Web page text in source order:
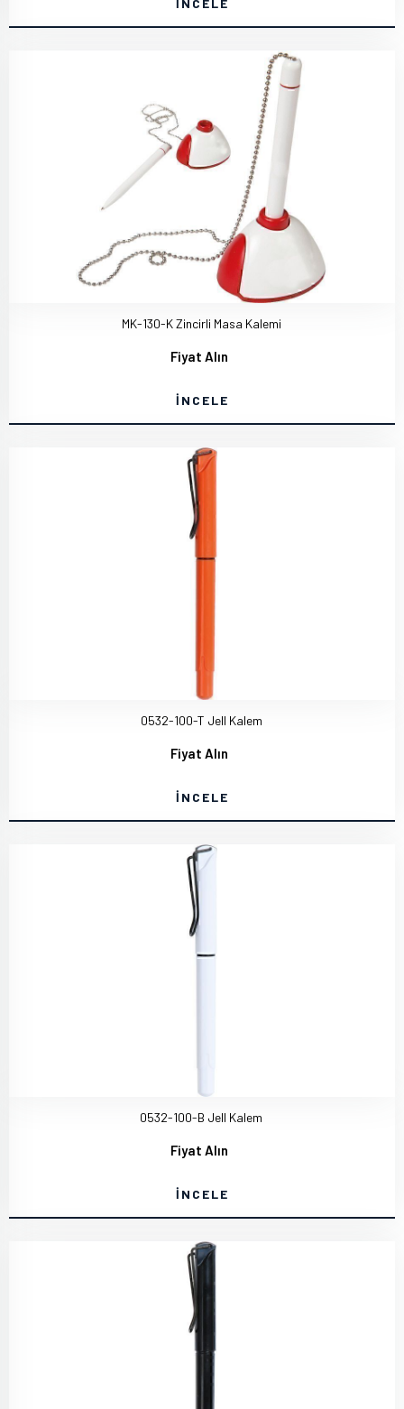
İNCELE
MK-130-K Zincirli Masa Kalemi
Fiyat Alın
İNCELE
0532-100-T Jell Kalem
Fiyat Alın
İNCELE
0532-100-B Jell Kalem
Fiyat Alın
İNCELE